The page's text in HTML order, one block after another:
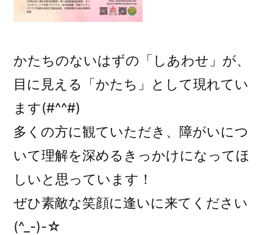
かたちのないはずの「しあわせ」が、
目に見える「かたち」として現れてい
ます(#^^#)
多くの方に観ていただき、障がいにつ
いて理解を深めるきっかけになってほ
しいと思っています！
ぜひ素敵な笑顔に逢いに来てください
(^_-)-☆